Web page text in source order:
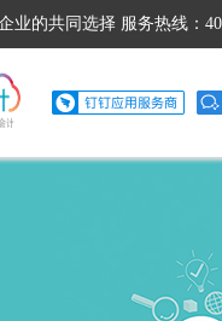
业的共同选择 服务热线：